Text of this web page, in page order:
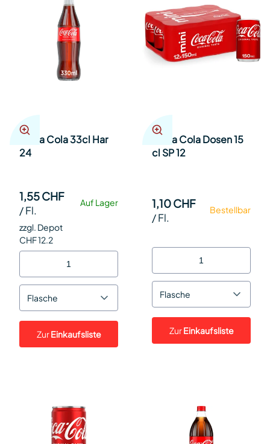
Coca Cola 33cl Har
24
Auf Lager
1,55 CHF
/Fl.
zzgl. Depot
CHF 12.2
Flasche
ZurEinkaufsliste
Coca Cola Dosen 15
cl SP 12
Bestellbar
1,10 CHF
/Fl.
Flasche
ZurEinkaufsliste